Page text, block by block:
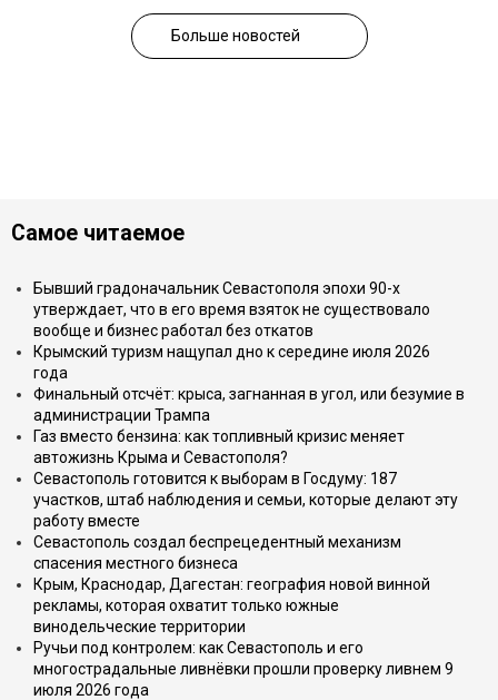
Больше новостей
Самое читаемое
Бывший градоначальник Севастополя эпохи 90-х
утверждает, что в его время взяток не существовало
вообще и бизнес работал без откатов
Крымский туризм нащупал дно к середине июля 2026
года
Финальный отсчёт: крыса, загнанная в угол, или безумие в
администрации Трампа
Газ вместо бензина: как топливный кризис меняет
автожизнь Крыма и Севастополя?
Севастополь готовится к выборам в Госдуму: 187
участков, штаб наблюдения и семьи, которые делают эту
работу вместе
Севастополь создал беспрецедентный механизм
спасения местного бизнеса
Крым, Краснодар, Дагестан: география новой винной
рекламы, которая охватит только южные
винодельческие территории
Ручьи под контролем: как Севастополь и его
многострадальные ливнёвки прошли проверку ливнем 9
июля 2026 года